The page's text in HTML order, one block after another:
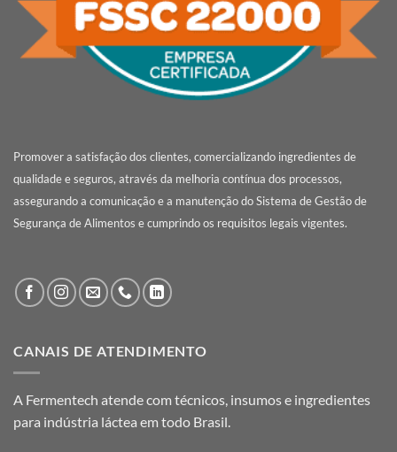
Promover a satisfação dos clientes, comercializando ingredientes de
qualidade e seguros, através da melhoria contínua dos processos,
assegurando a comunicação e a manutenção do Sistema de Gestão de
Segurança de Alimentos e cumprindo os requisitos legais vigentes.
CANAIS DE ATENDIMENTO
A Fermentech atende com técnicos, insumos e ingredientes
para indústria láctea em todo Brasil.